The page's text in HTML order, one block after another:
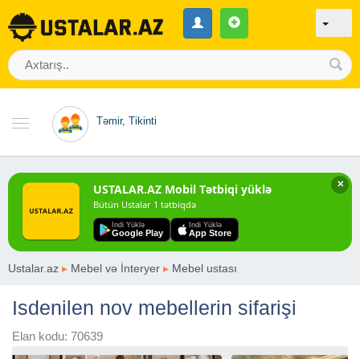
Təmir, Tikinti
✕
USTALAR.AZ Mobil Tətbiqi yüklə
Bütün Ustalar 1 tətbiqdə
Indi Yüklə
Google Play
Indi Yüklə
App Store
Ustalar.az ▸ Mebel və İnteryer ▸ Mebel ustası
Isdenilen nov mebellerin sifarişi
Elan kodu: 70639